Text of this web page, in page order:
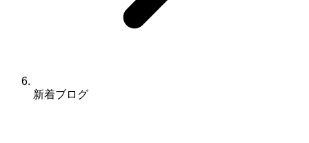
新着ブログ